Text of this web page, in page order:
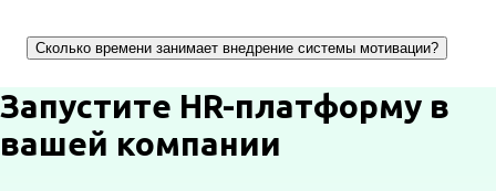
Сколько времени занимает внедрение системы мотивации?
Запустите HR-платформу в
вашей компании